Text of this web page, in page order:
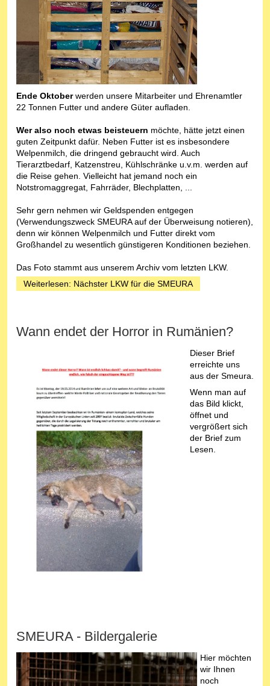
Ende Oktoberwerden unsere Mitarbeiter und Ehrenamtler
22 Tonnen Futter und andere Güter aufladen.
Wer also noch etwas beisteuern möchte, hätte jetzt einen
guten Zeitpunkt dafür. Neben Futter ist es insbesondere
Welpenmilch, die dringend gebraucht wird. Auch
Tierarztbedarf, Katzenstreu, Kühlschränke u.v.m. werden auf
die Reise gehen. Vielleicht hat jemand noch ein
Notstromaggregat, Fahrräder, Blechplatten, ...
Sehr gern nehmen wir Geldspenden entgegen
(Verwendungszweck SMEURA auf der Überweisung notieren),
denn wir können Welpenmilch und Futter direkt vom
Großhandel zu wesentlich günstigeren Konditionen beziehen.
Das Foto stammt aus unserem Archiv vom letzten LKW.
Weiterlesen: Nächster LKW für die SMEURA
Wann endet der Horror in Rumänien?
Dieser Brief
erreichte uns
aus der Smeura.
Wenn man auf
das Bild klickt,
öffnet und
vergrößert sich
der Brief zum
Lesen.
SMEURA - Bildergalerie
Hier möchten
wir Ihnen
noch